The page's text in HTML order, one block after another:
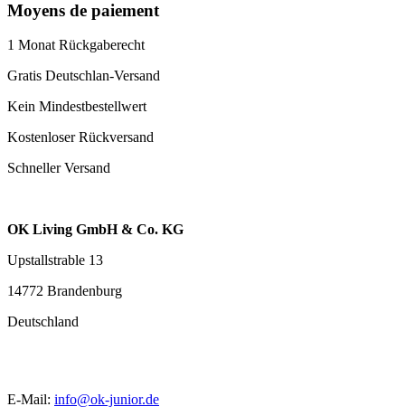
Moyens de paiement
1 Monat Rückgaberecht
Gratis Deutschlan-Versand
Kein Mindestbestellwert
Kostenloser Rückversand
Schneller Versand
OK Living GmbH & Co. KG
Upstallstrable 13
14772 Brandenburg
Deutschland
E-Mail: info@ok-junior.de